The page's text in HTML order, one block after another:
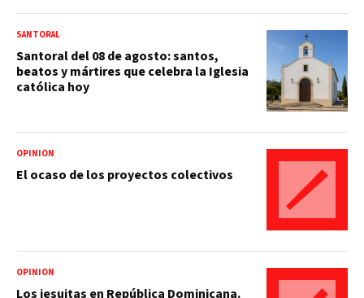
SANTORAL
Santoral del 08 de agosto: santos,
beatos y mártires que celebra la Iglesia
católica hoy
OPINIÓN
El ocaso de los proyectos colectivos
OPINIÓN
Los jesuitas en República Dominicana.